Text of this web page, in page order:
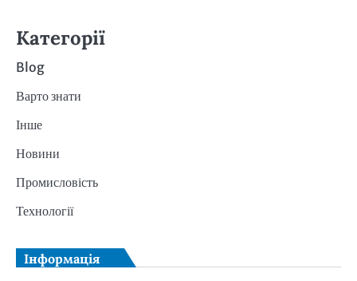
Категорії
Blog
Варто знати
Інше
Новини
Промисловість
Технології
Інформація